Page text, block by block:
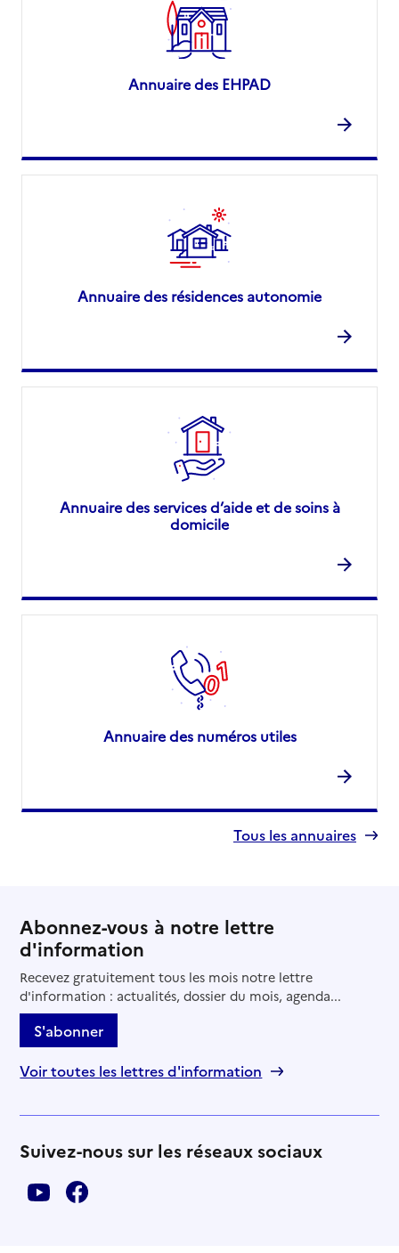
Annuaire des EHPAD
Annuaire des résidences autonomie
Annuaire des services d’aide et de soins à
domicile
Annuaire des numéros utiles
Tous les annuaires
Abonnez-vous à notre lettre
d'information
Recevez gratuitement tous les mois notre lettre
d'information : actualités, dossier du mois, agenda...
S'abonner
Voir toutes les lettres d'information
Suivez-nous sur les réseaux sociaux